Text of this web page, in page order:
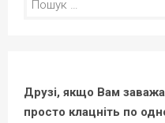
Друзі, якщо Вам
просто клацніть по